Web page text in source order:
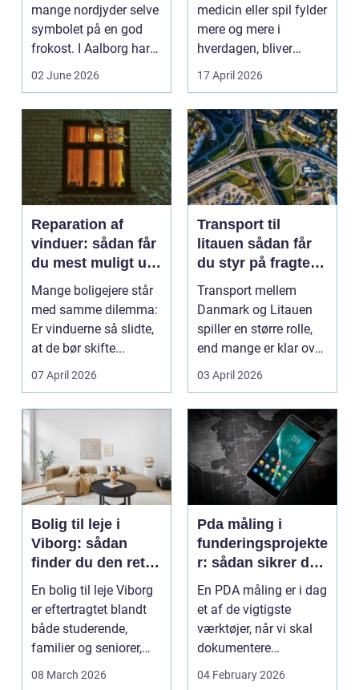
mange nordjyder selve
symbolet på en god
frokost. I Aalborg har
den klassiske spis...
02 June 2026
medicin eller spil fylder
mere og mere i
hverdagen, bliver
grænsen...
17 April 2026
Reparation af
vinduer: sådan får
du mest muligt ud
af dine gamle
vinduer
Mange boligejere står
med samme dilemma:
Er vinduerne så slidte,
at de bør skifte...
07 April 2026
Transport til
litauen sådan får
du styr på fragten
til baltikum
Transport mellem
Danmark og Litauen
spiller en større rolle,
end mange er klar over.
Litauen er et n...
03 April 2026
Bolig til leje i
Viborg: sådan
finder du den rette
lejlighed
En bolig til leje Viborg
er eftertragtet blandt
både studerende,
familier og seniorer,
fordi b...
08 March 2026
Pda måling i
funderingsprojekte
r: sådan sikrer du
dokumenteret
bæreevne
En PDA måling er i dag
et af de vigtigste
værktøjer, når vi skal
dokumentere
bæreevnen af pæle til
04 February 2026